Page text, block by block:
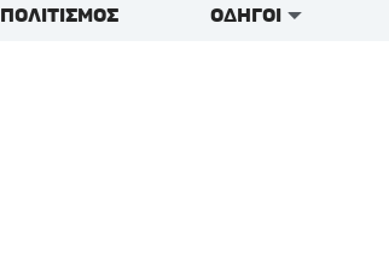
ΠΟΛΙΤΙΣΜΟΣ ΟΔΗΓΟΙ